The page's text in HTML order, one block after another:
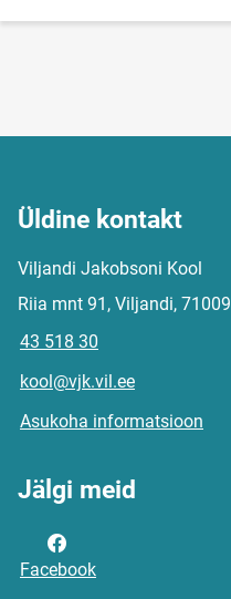
Üldine kontakt
Viljandi Jakobsoni Kool
Riia mnt 91, Viljandi, 71009
43 518 30
kool@vjk.vil.ee
Asukoha informatsioon
Jälgi meid
Facebook